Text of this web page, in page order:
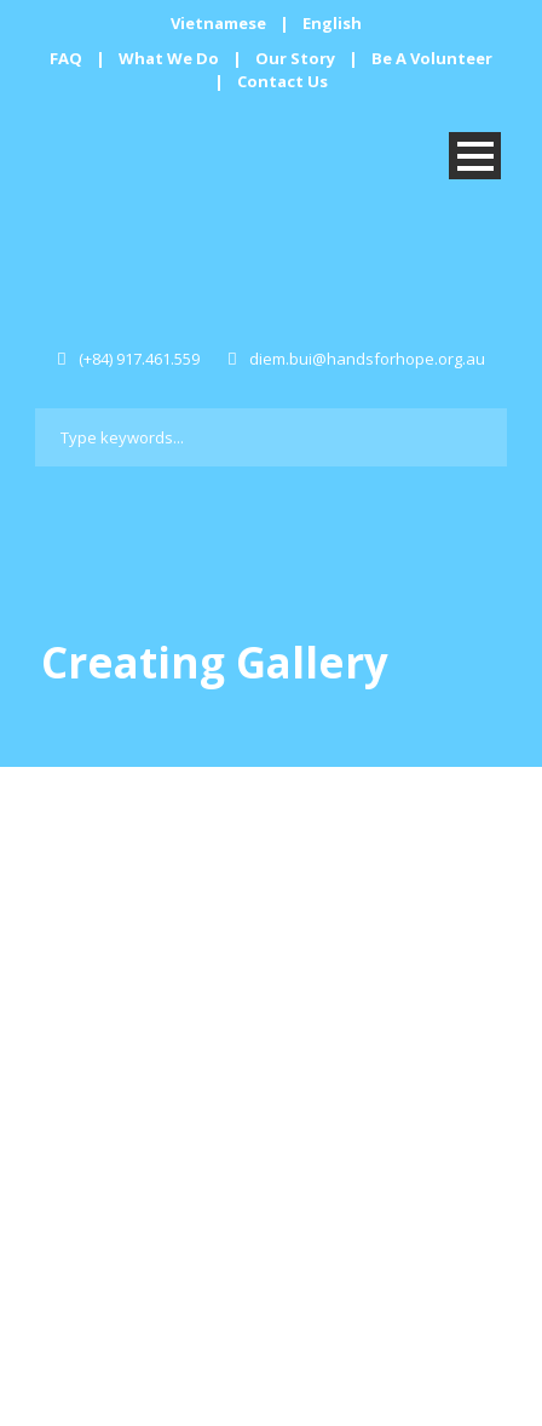
Vietnamese |
English
FAQ
| What We Do | Our Story |
Be A Volunteer
|
Contact Us
(+84) 917.461.559 diem.bui@handsforhope.org.au
Creating Gallery